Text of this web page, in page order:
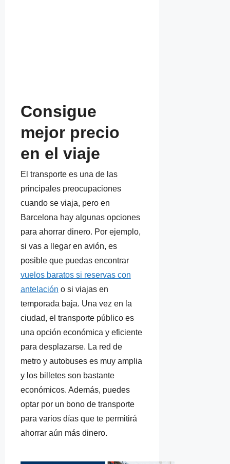
Consigue
mejor precio
en el viaje
El transporte es una de las
principales preocupaciones
cuando se viaja, pero en
Barcelona hay algunas opciones
para ahorrar dinero. Por ejemplo,
si vas a llegar en avión, es
posible que puedas encontrar
vuelos baratos si reservas con
antelación o si viajas en
temporada baja. Una vez en la
ciudad, el transporte público es
una opción económica y eficiente
para desplazarse. La red de
metro y autobuses es muy amplia
y los billetes son bastante
económicos. Además, puedes
optar por un bono de transporte
para varios días que te permitirá
ahorrar aún más dinero.